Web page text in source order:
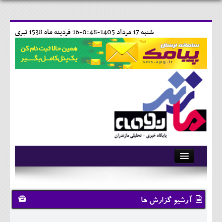
16 فردينه ماه 1538 تبری شنبه 17 مرداد 1405-0:48-
آرشیو
تماس با ما
وبلاگ
آرشیو گزارش ها